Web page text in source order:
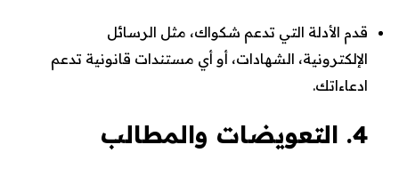
قدم الأدلة التي تدعم شكواك، مثل الرسائل
الإلكترونية، الشهادات، أو أي مستندات قانونية تدعم
ادعاءاتك.
4. التعويضات والمطالب